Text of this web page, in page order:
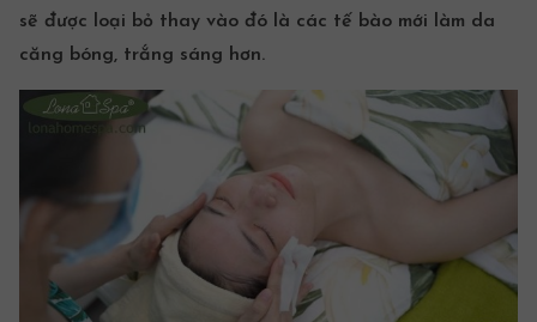
sẽ được loại bỏ thay vào đó là các tế bào mới làm da
căng bóng, trắng sáng hơn.